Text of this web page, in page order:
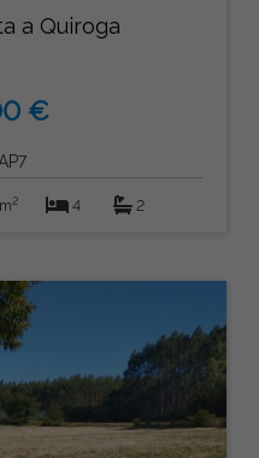
a Quiroga
€
2 4 2